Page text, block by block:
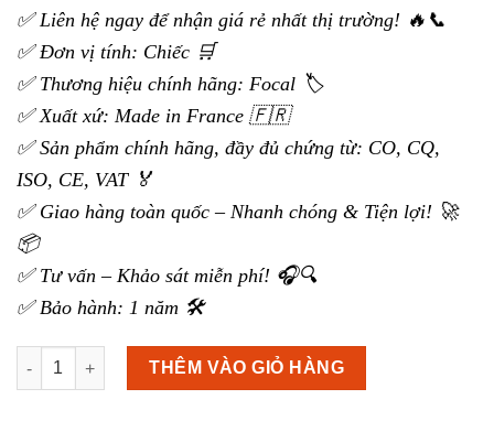
✅ Liên hệ ngay để nhận giá rẻ nhất thị trường! 🔥📞
✅ Đơn vị tính: Chiếc 🛒
✅ Thương hiệu chính hãng: Focal 🏷️
✅ Xuất xứ: Made in France 🇫🇷
✅ Sản phẩm chính hãng, đầy đủ chứng từ: CO, CQ,
ISO, CE, VAT 🏅
✅ Giao hàng toàn quốc – Nhanh chóng & Tiện lợi! 🚀
📦
✅ Tư vấn – Khảo sát miễn phí! 🎧🔍
✅ Bảo hành: 1 năm 🛠️
Loa Âm Trần Focal 100 ICLCR5 số lượng
THÊM VÀO GIỎ HÀNG